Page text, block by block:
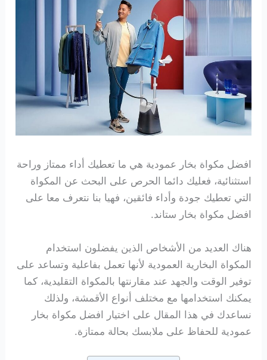
افضل مكواة بخار عمودية هي ما تعطيك أداء ممتاز وراحة
استثنائية، فعليك دائما الحرص على البحث عن المكواة
التي تعطيك جودة وأداء فائقين، فهيا بنا نتعرف معا على
افضل مكواة بخار ستاند.
هناك العديد من الأشخاص الذين يفضلون استخدام
المكواة البخارية العمودية لأنها تعمل بفاعلية وتساعد على
توفير الوقت والجهد عند مقارنتها بالمكواة التقليدية، كما
يمكنك استخدامها مع مختلف أنواع الأقمشة، ولذلك
نساعدك في هذا المقال على اختيار افضل مكواة بخار
عمودية للحفاظ على ملابسك بحالة ممتازة.